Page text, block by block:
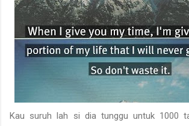
Kau suruh lah si dia tunggu untuk 1000